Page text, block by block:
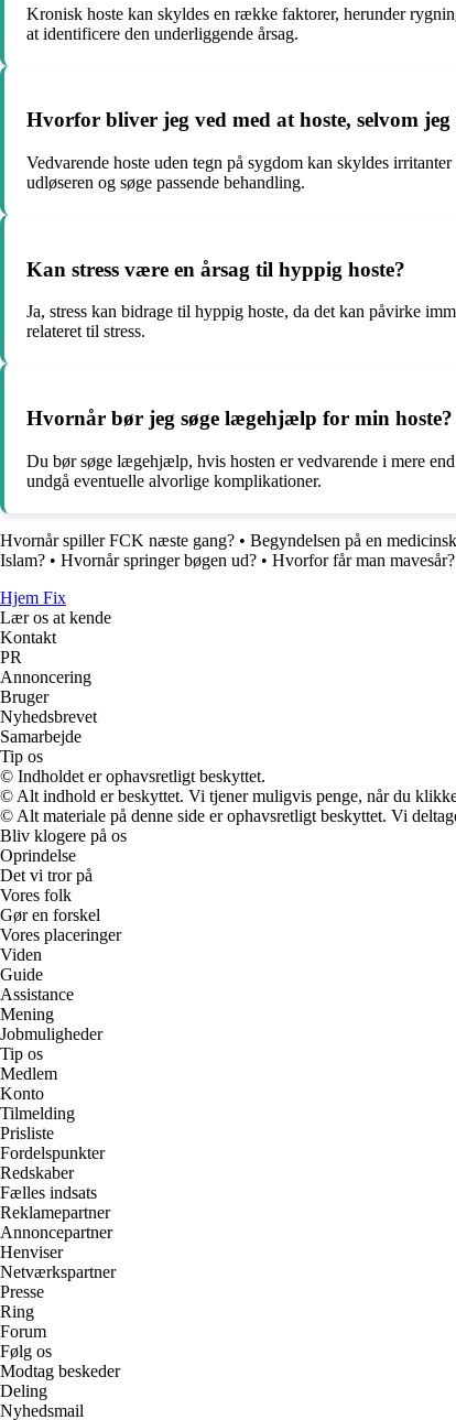
Kronisk hoste kan skyldes en række faktorer, herunder
at identificere den underliggende årsag.
Hvorfor bliver jeg ved med at hoste, selvom jeg
Vedvarende hoste uden tegn på sygdom kan skyldes
udløseren og søge passende behandling.
Kan stress være en årsag til hyppig hoste?
Ja, stress kan bidrage til hyppig hoste, da det kan påvirke
relateret til stress.
Hvornår bør jeg søge lægehjælp for min hoste?
Du bør søge lægehjælp, hvis hosten er vedvarende i mere
undgå eventuelle alvorlige komplikationer.
Hvornår spiller FCK næste gang? • Begyndelsen på en
Islam? • Hvornår springer bøgen ud? • Hvorfor får man mavesår?
Hjem Fix
Lær os at kende
Kontakt
PR
Annoncering
Bruger
Nyhedsbrevet
Samarbejde
Tip os
© Indholdet er ophavsretligt beskyttet.
© Alt indhold er beskyttet. Vi tjener muligvis penge, når du
© Alt materiale på denne side er ophavsretligt beskyttet. Vi
Bliv klogere på os
Oprindelse
Det vi tror på
Vores folk
Gør en forskel
Vores placeringer
Viden
Guide
Assistance
Mening
Jobmuligheder
Tip os
Medlem
Konto
Tilmelding
Prisliste
Fordelspunkter
Redskaber
Fælles indsats
Reklamepartner
Annoncepartner
Henviser
Netværkspartner
Presse
Ring
Forum
Følg os
Modtag beskeder
Deling
Nyhedsmail